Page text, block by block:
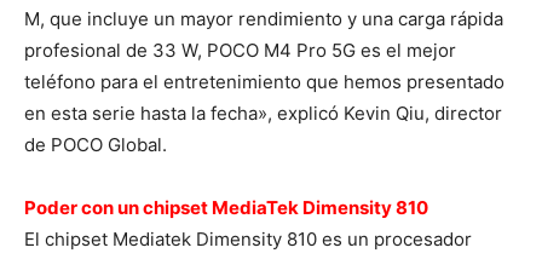
M, que incluye un mayor rendimiento y una carga rápida
profesional de 33 W, POCO M4 Pro 5G es el mejor
teléfono para el entretenimiento que hemos presentado
en esta serie hasta la fecha», explicó Kevin Qiu, director
de POCO Global.
Poder con un chipset MediaTek Dimensity 810
El chipset Mediatek Dimensity 810 es un procesador